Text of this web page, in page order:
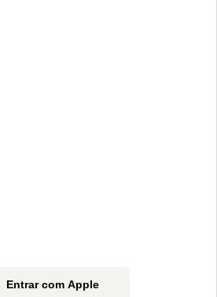
Entrar com Apple